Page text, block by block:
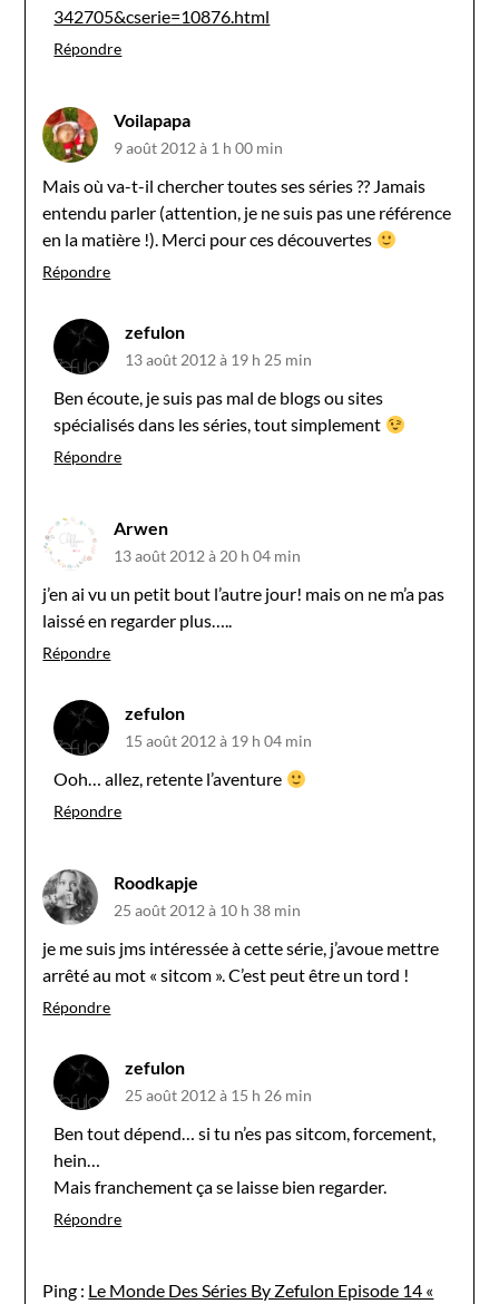
342705&cserie=10876.html
Répondre
Voilapapa
9 août 2012 à 1 h 00 min
Mais où va-t-il chercher toutes ses séries ?? Jamais
entendu parler (attention, je ne suis pas une référence
en la matière !). Merci pour ces découvertes
Répondre
zefulon
13 août 2012 à 19 h 25 min
Ben écoute, je suis pas mal de blogs ou sites
spécialisés dans les séries, tout simplement
Répondre
Arwen
13 août 2012 à 20 h 04 min
j’en ai vu un petit bout l’autre jour! mais on ne m’a pas
laissé en regarder plus…..
Répondre
zefulon
15 août 2012 à 19 h 04 min
Ooh… allez, retente l’aventure
Répondre
Roodkapje
25 août 2012 à 10 h 38 min
je me suis jms intéressée à cette série, j’avoue mettre
arrêté au mot « sitcom ». C’est peut être un tord !
Répondre
zefulon
25 août 2012 à 15 h 26 min
Ben tout dépend… si tu n’es pas sitcom, forcement,
hein…
Mais franchement ça se laisse bien regarder.
Répondre
Ping : Le Monde Des Séries By Zefulon Episode 14 «